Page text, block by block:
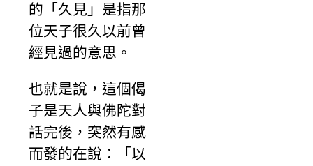
的「久見」是指那
位天子很久以前曾
經見過的意思。
也就是說，這個偈
子是天人與佛陀對
話完後，突然有感
而發的在說：「以